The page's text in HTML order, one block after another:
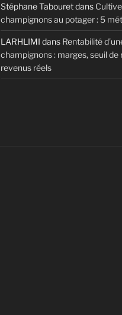
Stéphane Tabouretdans
champignons au potager : 5
LARHLIMI dans Rentabilité
champignons : marges, seuil de
revenus réels